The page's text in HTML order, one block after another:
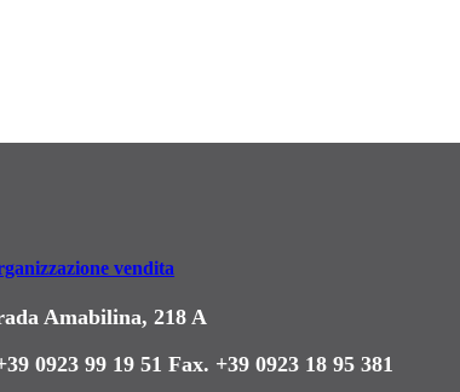
vendita
Amabilina, 218 A
0923 99 19 51 Fax. +39 0923 18 95 381